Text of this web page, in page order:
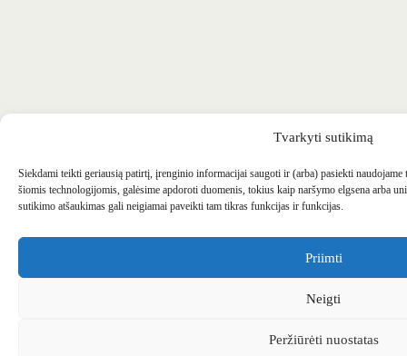
Tvarkyti sutikimą
Siekdami teikti geriausią patirtį, įrenginio informacijai saugoti ir (arba) pasiekti
šiomis technologijomis, galėsime apdoroti duomenis, tokius kaip naršymo elgsena arba
sutikimo atšaukimas gali neigiamai paveikti tam tikras funkcijas ir funkcijas.
Priimti
Neigti
Peržiūrėti nuostatas